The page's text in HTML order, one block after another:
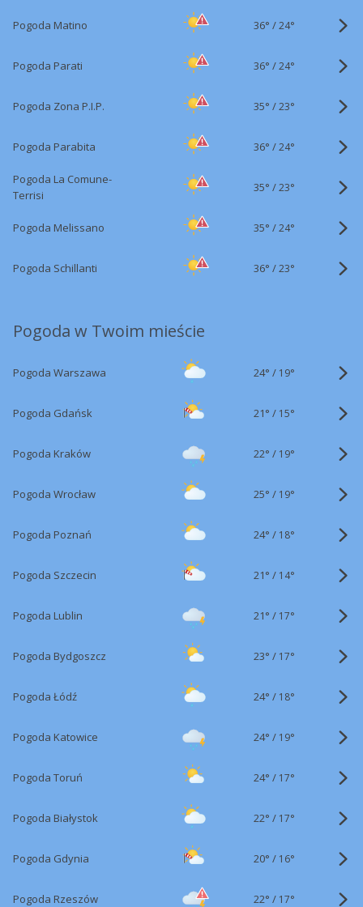
Pogoda Matino 36° /24°
Pogoda Parati 36° /24°
Pogoda Zona P.I.P. 35° /23°
Pogoda Parabita 36° /24°
Pogoda La Comune-
Terrisi
35° /23°
Pogoda Melissano 35° /24°
Pogoda Schillanti 36° /23°
Pogoda w Twoim mieście
Pogoda Warszawa 24° / 19°
Pogoda Gdańsk 21° / 15°
Pogoda Kraków 22° / 19°
Pogoda Wrocław 25° / 19°
Pogoda Poznań 24° / 18°
Pogoda Szczecin 21° / 14°
Pogoda Lublin 21° / 17°
Pogoda Bydgoszcz 23° / 17°
Pogoda Łódź 24° / 18°
Pogoda Katowice 24° / 19°
Pogoda Toruń 24° / 17°
Pogoda Białystok 22° / 17°
Pogoda Gdynia 20° / 16°
Pogoda Rzeszów 22° / 17°